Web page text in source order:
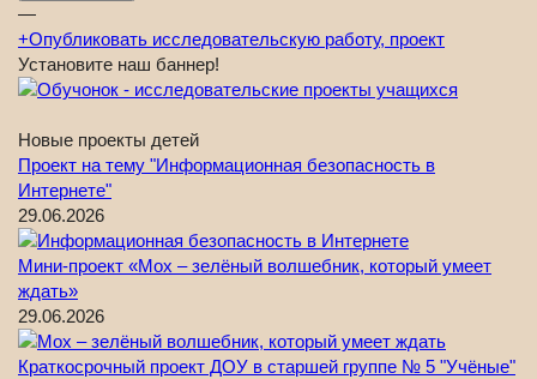
—
+Опубликовать исследовательскую работу, проект
Установите наш баннер!
Новые проекты детей
Проект на тему "Информационная безопасность в
Интернете"
29.06.2026
Мини-проект «Мох – зелёный волшебник, который умеет
ждать»
29.06.2026
Краткосрочный проект ДОУ в старшей группе № 5 "Учёные"